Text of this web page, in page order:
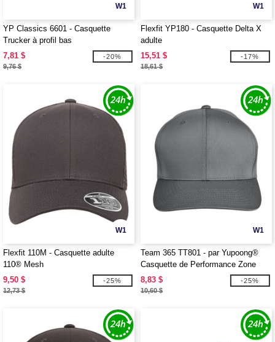
W1
YP Classics 6601 - Casquette
Trucker à profil bas
7,81 $
9,76 $
-20%
W1
Flexfit YP180 - Casquette Delta X
adulte
15,51 $
18,61 $
-17%
W1
Flexfit 110M - Casquette adulte
110® Mesh
9,50 $
12,73 $
-25%
W1
Team 365 TT801 - par Yupoong®
Casquette de Performance Zone
pour Adultes
8,83 $
10,60 $
-25%